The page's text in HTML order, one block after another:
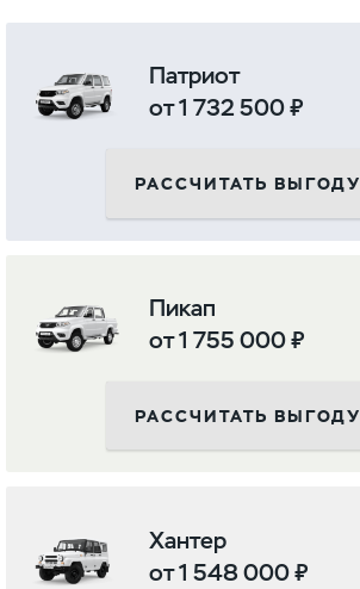
Патриот
от 1 732 500 ₽
РАССЧИТАТЬ ВЫГОДУ
Пикап
от 1 755 000 ₽
РАССЧИТАТЬ ВЫГОДУ
Хантер
от 1 548 000 ₽